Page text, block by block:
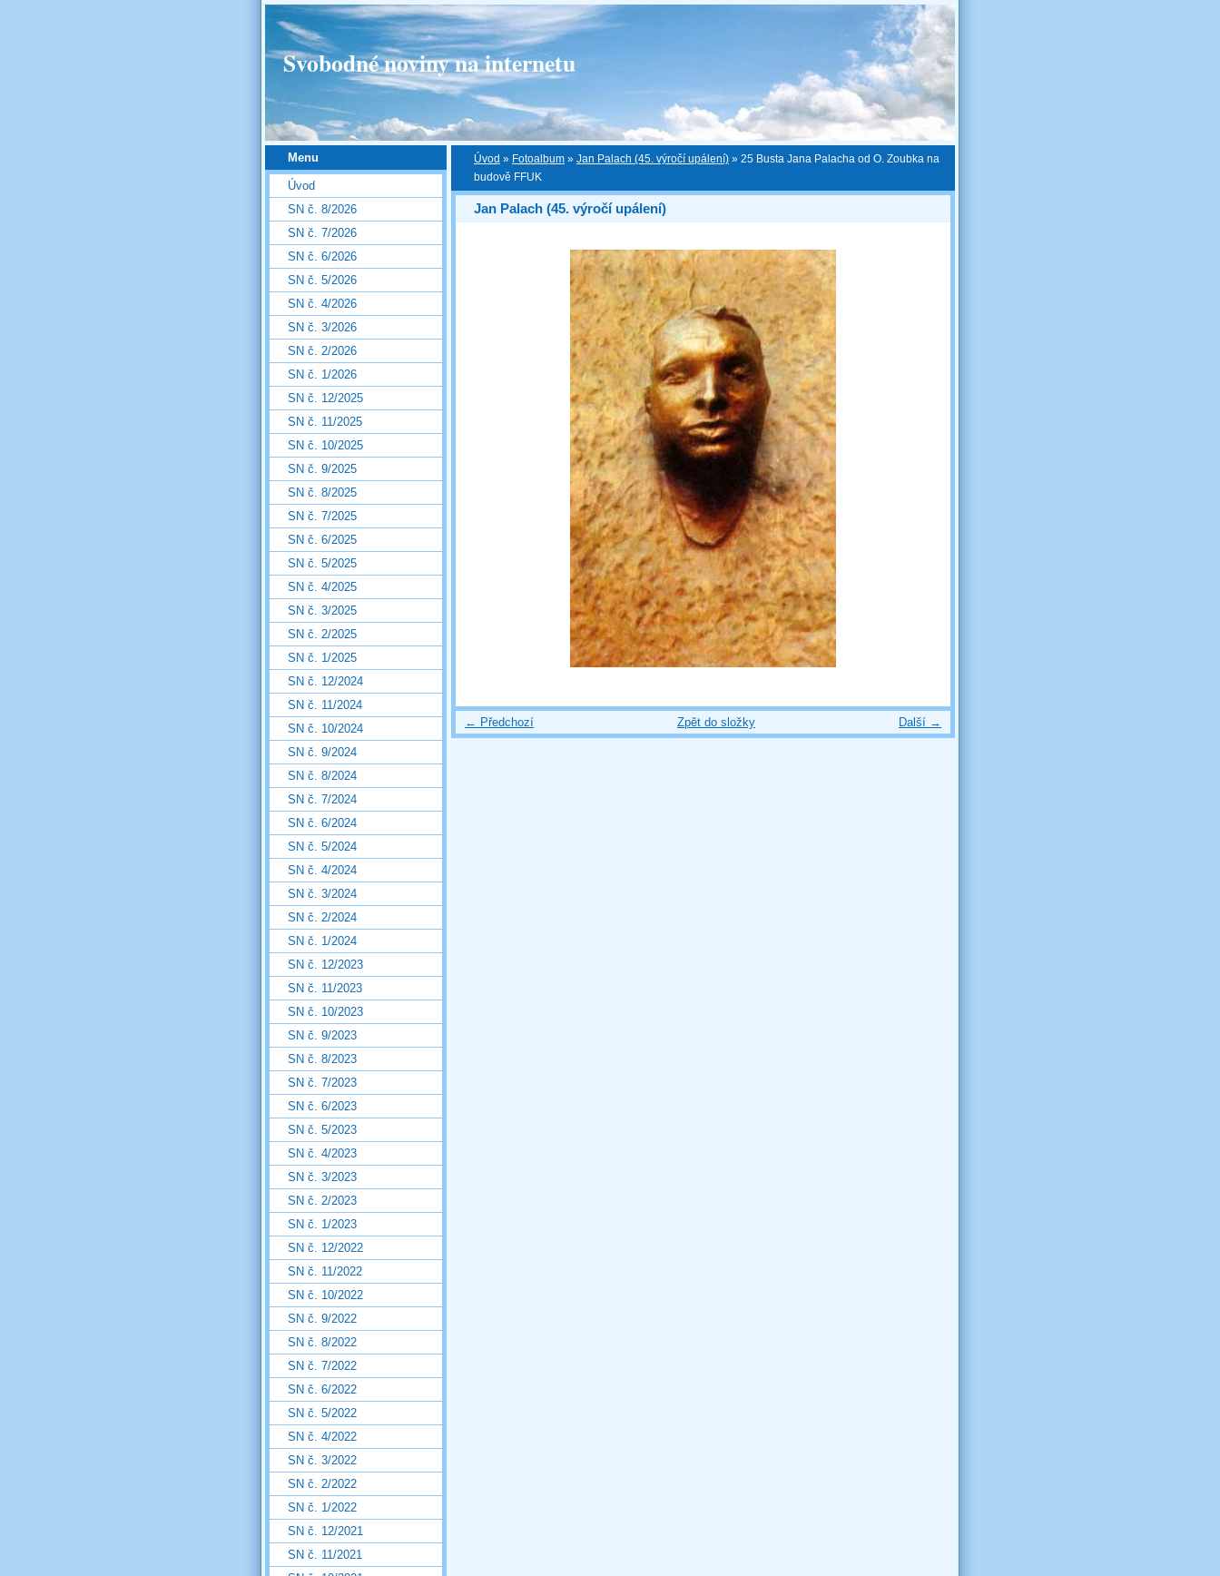
Svobodné noviny na internetu
Úvod » Fotoalbum » Jan Palach (45. výročí upálení) » 25 Busta Jana Palacha od O. Zoubka na
budově FFUK
Jan Palach (45. výročí upálení)
← Předchozí Další →
Zpět do složky
Menu
Úvod
SN č. 8/2026
SN č. 7/2026
SN č. 6/2026
SN č. 5/2026
SN č. 4/2026
SN č. 3/2026
SN č. 2/2026
SN č. 1/2026
SN č. 12/2025
SN č. 11/2025
SN č. 10/2025
SN č. 9/2025
SN č. 8/2025
SN č. 7/2025
SN č. 6/2025
SN č. 5/2025
SN č. 4/2025
SN č. 3/2025
SN č. 2/2025
SN č. 1/2025
SN č. 12/2024
SN č. 11/2024
SN č. 10/2024
SN č. 9/2024
SN č. 8/2024
SN č. 7/2024
SN č. 6/2024
SN č. 5/2024
SN č. 4/2024
SN č. 3/2024
SN č. 2/2024
SN č. 1/2024
SN č. 12/2023
SN č. 11/2023
SN č. 10/2023
SN č. 9/2023
SN č. 8/2023
SN č. 7/2023
SN č. 6/2023
SN č. 5/2023
SN č. 4/2023
SN č. 3/2023
SN č. 2/2023
SN č. 1/2023
SN č. 12/2022
SN č. 11/2022
SN č. 10/2022
SN č. 9/2022
SN č. 8/2022
SN č. 7/2022
SN č. 6/2022
SN č. 5/2022
SN č. 4/2022
SN č. 3/2022
SN č. 2/2022
SN č. 1/2022
SN č. 12/2021
SN č. 11/2021